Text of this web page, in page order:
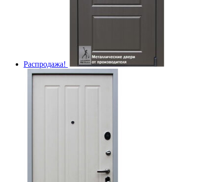
Распродажа!